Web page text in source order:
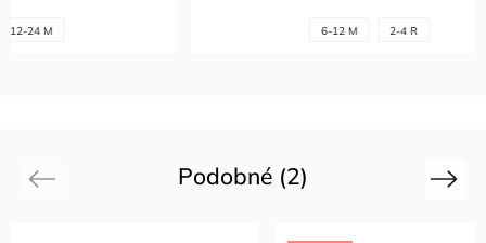
2-4 R
Podobné (2)
Previous Next